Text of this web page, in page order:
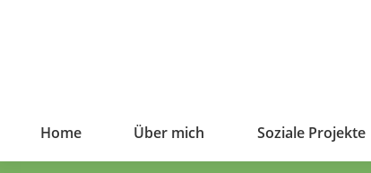
Home Über mich Soziale Projekte